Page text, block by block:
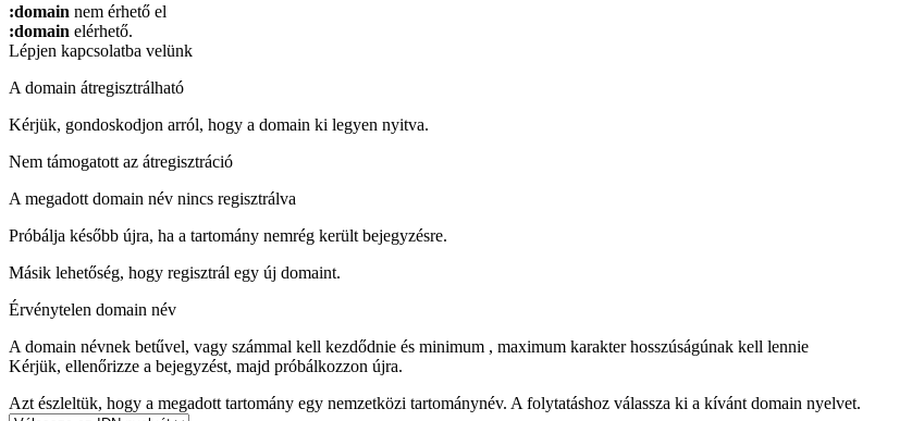
:domain nem érhető el
:domain elérhető.
Lépjen kapcsolatba velünk
A domain átregisztrálható
Kérjük, gondoskodjon arról, hogy a domain ki legyen nyitva.
Nem támogatott az átregisztráció
A megadott domain név nincs regisztrálva
Próbálja később újra, ha a tartomány nemrég került bejegyzésre.
Másik lehetőség, hogy regisztrál egy új domaint.
Érvénytelen domain név
A domain névnek betűvel, vagy számmal kell kezdődnie és minimum , maximum karakter hosszúságúnak kell lennie
Kérjük, ellenőrizze a bejegyzést, majd próbálkozzon újra.
Azt észleltük, hogy a megadott tartomány egy nemzetközi tartománynév. A folytatáshoz válassza ki a kívánt domain nyelvet.